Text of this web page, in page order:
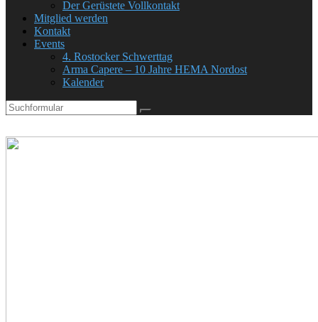
Der Gerüstete Vollkontakt
Mitglied werden
Kontakt
Events
4. Rostocker Schwerttag
Arma Capere – 10 Jahre HEMA Nordost
Kalender
Search